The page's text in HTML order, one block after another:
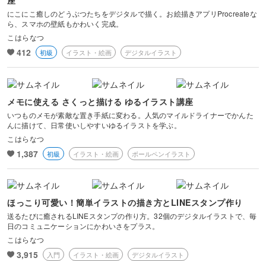
嬉しいことだ〜！と再確認しました。
絵を描くことに苦手意識がある方にも、
イラストを描くことの楽しさや、
描いたイラストを通して、誰かに喜んでもらうことの喜びを感じてい
ただけたらと思います！
こはらなつ流の“簡単にかわいいイラストを描くコツ“をお伝えしなが
ら、イラストを描くことをみなさんと一緒に楽しみたいです！よろし
くお願いいたします〜！
にこにこ癒しのどうぶつたちをデジタルで描く。お絵描きアプリProcreateな
ら、スマホの壁紙もかわいく完成。
こはらなつ
412 初級 イラスト・絵画 デジタルイラスト
メモに使える さくっと描ける ゆるイラスト講座
いつものメモが素敵な置き手紙に変わる。人気のマイルドライナーでかんた
んに描けて、日常使いしやすいゆるイラストを学ぶ。
こはらなつ
1,387 初級 イラスト・絵画 ボールペンイラスト
ほっこり可愛い！簡単イラストの描き方とLINEスタンプ作り
送るたびに癒されるLINEスタンプの作り方。32個のデジタルイラストで、毎
日のコミュニケーションにかわいさをプラス。
こはらなつ
3,915 入門 イラスト・絵画 デジタルイラスト